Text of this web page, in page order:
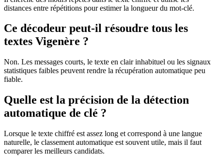
distances entre répétitions pour estimer la longueur du mot-clé.
Ce décodeur peut-il résoudre tous les
textes Vigenère ?
Non. Les messages courts, le texte en clair inhabituel ou les signaux
statistiques faibles peuvent rendre la récupération automatique peu
fiable.
Quelle est la précision de la détection
automatique de clé ?
Lorsque le texte chiffré est assez long et correspond à une langue
naturelle, le classement automatique est souvent utile, mais il faut
comparer les meilleurs candidats.